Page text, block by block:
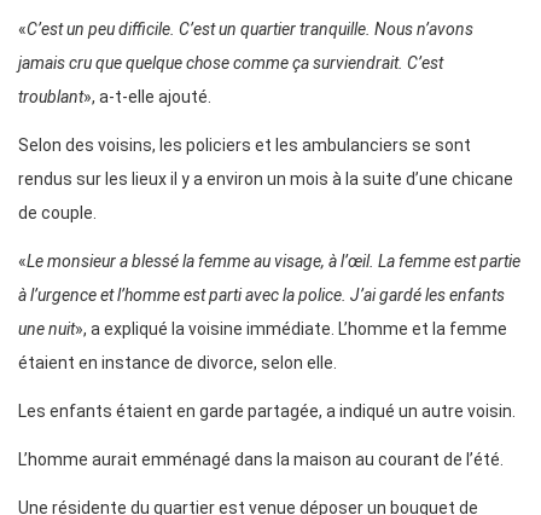
«C’est un peu difficile. C’est un quartier tranquille. Nous n’avons
jamais cru que quelque chose comme ça surviendrait. C’est
troublant», a-t-elle ajouté.
Selon des voisins, les policiers et les ambulanciers se sont
rendus sur les lieux il y a environ un mois à la suite d’une chicane
de couple.
«Le monsieur a blessé la femme au visage, à l’œil. La femme est partie
à l’urgence et l’homme est parti avec la police. J’ai gardé les enfants
une nuit», a expliqué la voisine immédiate. L’homme et la femme
étaient en instance de divorce, selon elle.
Les enfants étaient en garde partagée, a indiqué un autre voisin.
L’homme aurait emménagé dans la maison au courant de l’été.
Une résidente du quartier est venue déposer un bouquet de